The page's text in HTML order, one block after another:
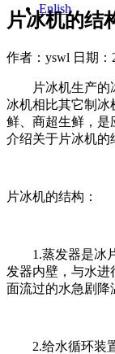
Enlish
片冰机的结
作者：yswl 日期：
片冰机生产的冰
冰机相比其它制冰
鲜、商超生鲜，是
介绍关于片冰机的
片冰机的结构：
1.蒸发器是冰片
发器内壁，与水进
面流过的水急剧降
2.给水循环装置